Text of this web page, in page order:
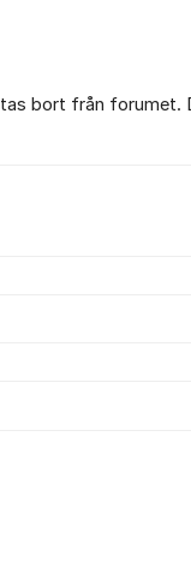
bort från forumet.